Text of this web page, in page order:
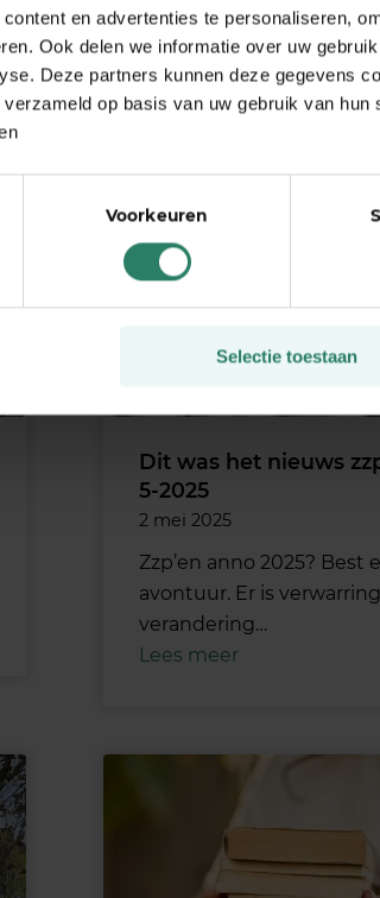
en advertenties te personaliseren,
Ook delen we informatie over uw
Deze partners kunnen deze gegevens
op basis van uw gebruik van
Voorkeuren
Selectie toestaan
Dit was het nieuws
5-2025
2 mei 2025
Zzp’en anno 2025? Best
avontuur. Er is
verandering…
Lees meer